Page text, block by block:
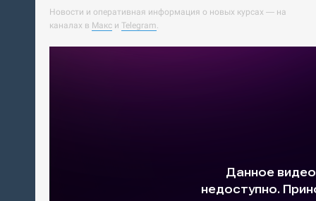
Новости и оперативная информация о новых курсах — на
каналах в Макс и Telegram.